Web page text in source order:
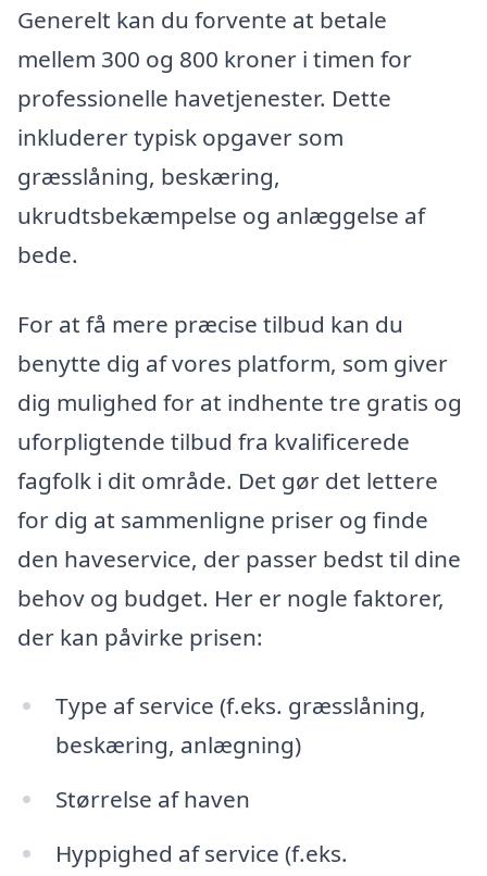
Generelt kan du forvente at betale
mellem 300 og 800 kroner i timen for
professionelle havetjenester. Dette
inkluderer typisk opgaver som
græsslåning, beskæring,
ukrudtsbekæmpelse og anlæggelse af
bede.
For at få mere præcise tilbud kan du
benytte dig af vores platform, som giver
dig mulighed for at indhente tre gratis og
uforpligtende tilbud fra kvalificerede
fagfolk i dit område. Det gør det lettere
for dig at sammenligne priser og finde
den haveservice, der passer bedst til dine
behov og budget. Her er nogle faktorer,
der kan påvirke prisen:
Type af service (f.eks. græsslåning,
beskæring, anlægning)
Størrelse af haven
Hyppighed af service (f.eks.